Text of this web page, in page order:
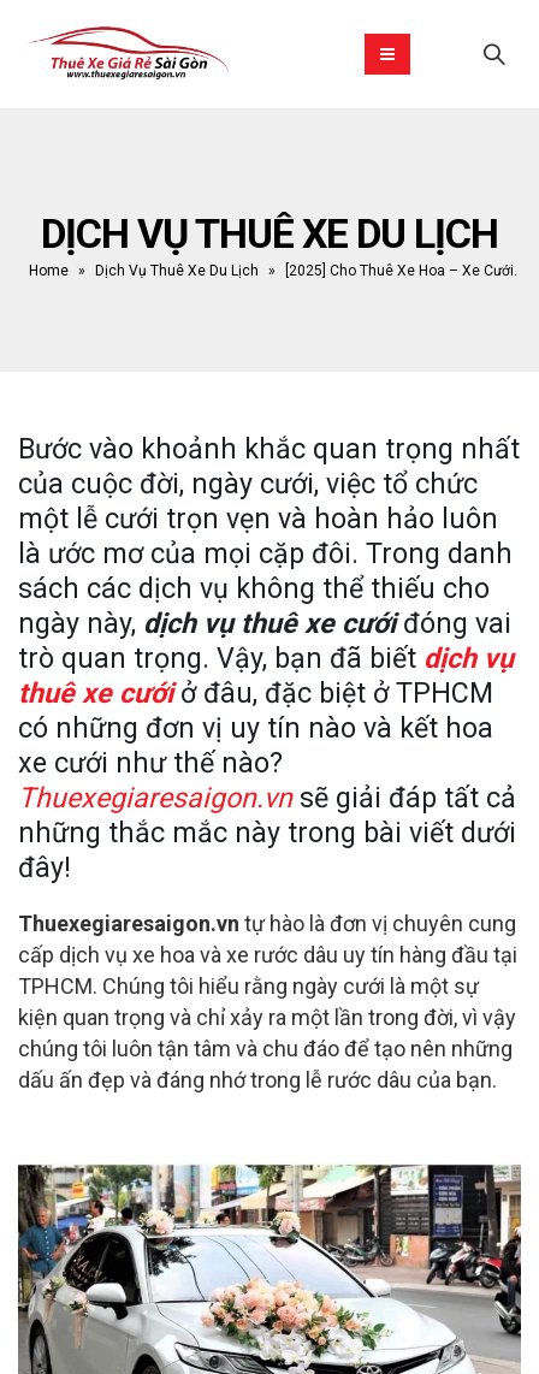
DỊCH VỤ THUÊ XE DU LỊCH
Home » Dịch Vụ Thuê Xe Du Lịch » [2025] Cho Thuê Xe Hoa – Xe Cưới.
Bước vào khoảnh khắc quan trọng nhất
của cuộc đời, ngày cưới, việc tổ chức
một lễ cưới trọn vẹn và hoàn hảo luôn
là ước mơ của mọi cặp đôi. Trong danh
sách các dịch vụ không thể thiếu cho
ngày này, dịch vụ thuê xe cướiđóng vai
trò quan trọng. Vậy, bạn đã biết dịch vụ
thuê xe cướiở đâu, đặc biệt ở TPHCM
có những đơn vị uy tín nào và kết hoa
xe cưới như thế nào?
Thuexegiaresaigon.vnsẽ giải đáp tất cả
những thắc mắc này trong bài viết dưới
đây!
Thuexegiaresaigon.vn tự hào là đơn vị chuyên cung
cấp dịch vụ xe hoa và xe rước dâu uy tín hàng đầu tại
TPHCM. Chúng tôi hiểu rằng ngày cưới là một sự
kiện quan trọng và chỉ xảy ra một lần trong đời, vì vậy
chúng tôi luôn tận tâm và chu đáo để tạo nên những
dấu ấn đẹp và đáng nhớ trong lễ rước dâu của bạn.